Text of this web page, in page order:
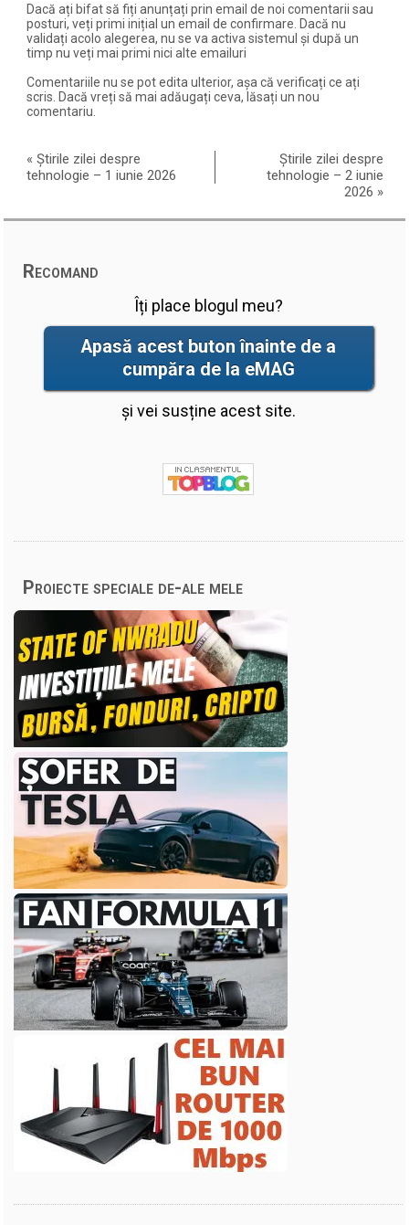
Dacă ați bifat să fiți anunțați prin email de noi comentarii sau
posturi, veți primi inițial un email de confirmare. Dacă nu
validați acolo alegerea, nu se va activa sistemul și după un
timp nu veți mai primi nici alte emailuri
Comentariile nu se pot edita ulterior, așa că verificați ce ați
scris. Dacă vreți să mai adăugați ceva, lăsați un nou
comentariu.
«Știrile zilei despre
tehnologie – 1 iunie 2026
Știrile zilei despre
tehnologie – 2 iunie
2026 »
Recomand
Îți place blogul meu?
Apasă acest buton înainte de a
cumpăra de la eMAG
și vei susține acest site.
Proiecte speciale de-ale mele